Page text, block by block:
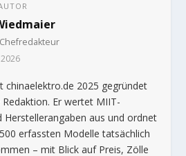
chinaelektro.de 2025 gegründet
Er wertet MIIT-
Herstellerangaben aus und ordnet
erfassten Modelle tatsächlich
– mit Blick auf Preis, Zölle